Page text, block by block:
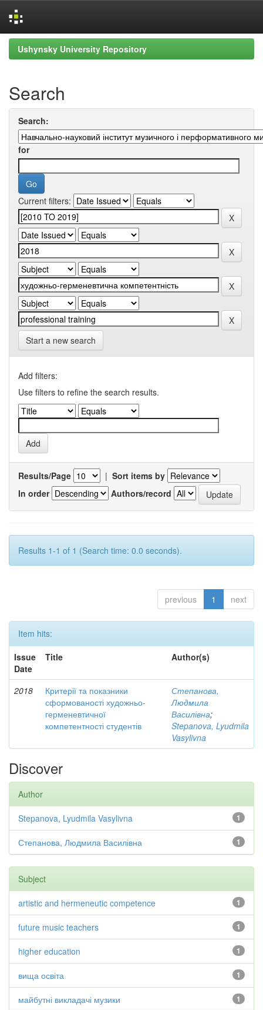
Skip
navigation
Ushynsky University Repository
Search
Search:
for
Current filters:
Start a new search
Add filters:
Use filters to refine the search results.
Results/Page | Sort items by
In order
Authors/record
Results 1-1 of 1 (Search time: 0.0 seconds).
previous 1 next
Item hits:
Issue
Date
Title Author(s)
2018
Критерії та показники
сформованості художньо-
герменевтичної
компетентності студентів
Степанова,
Людмила
Василівна;
Stepanova, Lyudmila
Vasylivna
Discover
Author
1
Stepanova, Lyudmila Vasylivna
1
Степанова, Людмила Василівна
Subject
1
artistic and hermeneutic competence
1
future music teachers
1
higher education
1
вища освіта
1
майбутні викладачі музики